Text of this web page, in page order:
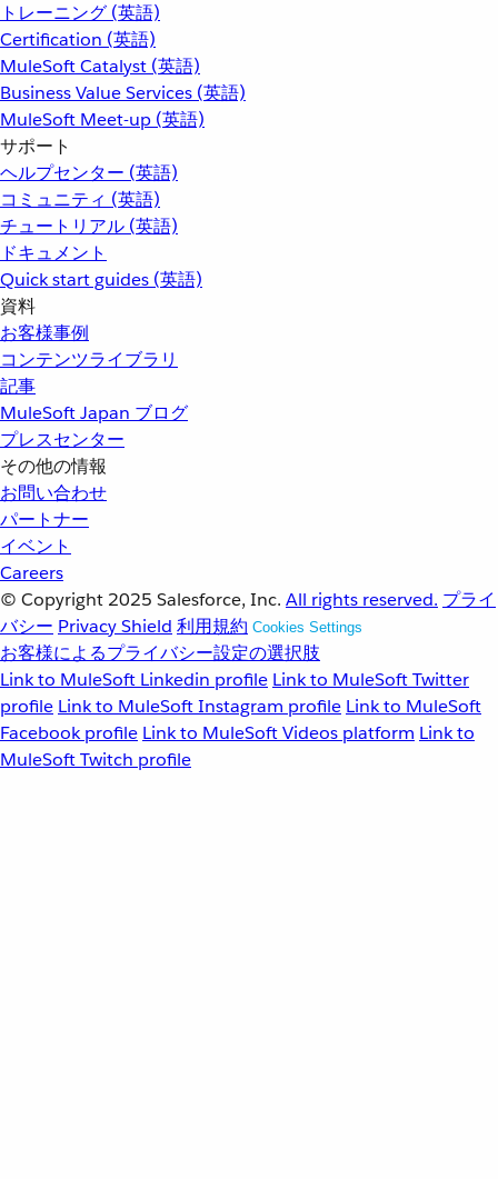
トレーニング (英語)
Certification (英語)
MuleSoft Catalyst (英語)
Business Value Services (英語)
MuleSoft Meet-up (英語)
サポート
ヘルプセンター (英語)
コミュニティ (英語)
チュートリアル (英語)
ドキュメント
Quick start guides (英語)
資料
お客様事例
コンテンツライブラリ
記事
MuleSoft Japan ブログ
プレスセンター
その他の情報
お問い合わせ
パートナー
イベント
Careers
© Copyright 2025 Salesforce, Inc. All rights reserved. プライ
バシー Privacy Shield 利用規約 Cookies Settings
お客様によるプライバシー設定の選択肢
Link to MuleSoft Linkedin profile Link to MuleSoft Twitter
profile Link to MuleSoft Instagram profile Link to MuleSoft
Facebook profile Link to MuleSoft Videos platform Link to
MuleSoft Twitch profile